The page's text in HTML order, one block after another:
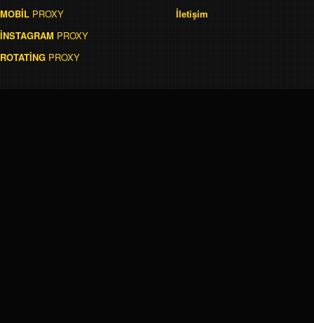
MOBİL PROXY
İNSTAGRAM PROXY
ROTATİNG PROXY
İletişim